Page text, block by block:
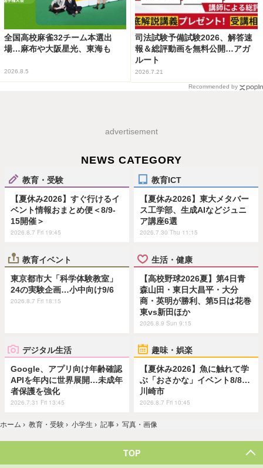
全国高校麻雀32チーム本選出
場…麻布や大阪星光、東海も
2026.8.5
司法試験予備試験2026、解答速
報＆総評動画を無料公開…アガ
ルート
2026.7.21
Recommended by
advertisement
NEWS CATEGORY
教育・受験
【夏休み2026】すぐ行けるイ
ベント情報おまとめ便＜8/9-
15開催＞
2026.8.7 Fri 19:45
教育ICT
【夏休み2026】東大メタバー
ス工学部、生成AIなどジュニ
ア講座6選
2026.7.30 Thu 11:15
教育イベント
東京都市大「科学体験教室」
24の実験企画…小中向け9/6
2026.8.7 Fri 18:15
生活・健康
【高校野球2026夏】第4日青
森山田・東日大昌平・大分
商・英明が勝利、第5日は花巻
東vs新田ほか
2026.8.9 Sun 9:15
デジタル生活
Google、アプリ向け年齢確認
APIを年内に世界展開…未成年
者保護を強化
2026.7.31 Fri 13:45
趣味・娯楽
【夏休み2026】魚に触れて学
ぶ「おさかな」イベント8/8…
川崎市
2026.8.7 Fri 10:45
ホーム › 教育・受験 › 小学生 › 記事 › 写真・画像
TOP